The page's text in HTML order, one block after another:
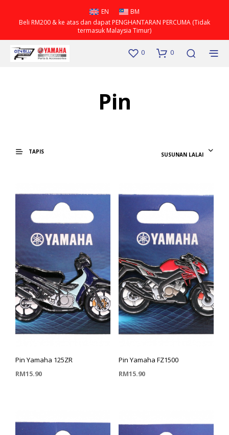
EN
BM
Beli RM200 & ke atas dan dapat PENGHANTARAN PERCUMA (Tidak
termasuk Malaysia Timur)
0 0
Pin
TAPIS SUSUNAN LALAI
Pin Yamaha 125ZR
RM15.90
Pin Yamaha FZ1500
RM15.90